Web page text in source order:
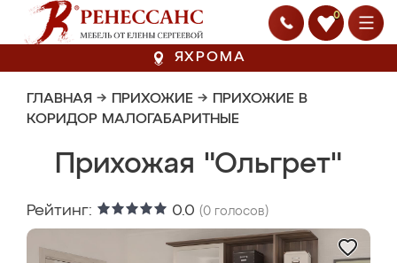
0
ЯХРОМА
ГЛАВНАЯ → ПРИХОЖИЕ → ПРИХОЖИЕ В
КОРИДОР МАЛОГАБАРИТНЫЕ
Прихожая "Ольгрет"
Рейтинг: 0.0 (0 голосов)